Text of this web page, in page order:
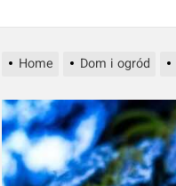
Home Dom i ogród